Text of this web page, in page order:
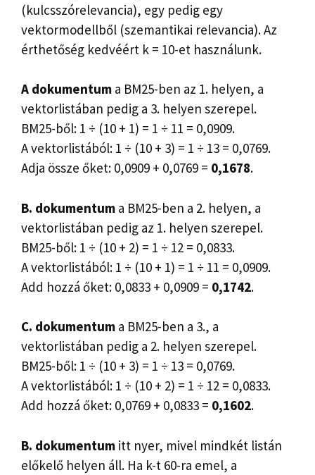
(kulcsszórelevancia), egy pedig egy
vektormodellből (szemantikai relevancia). Az
érthetőség kedvéért k = 10-et használunk.
A dokumentum a BM25-ben az 1. helyen, a
vektorlistában pedig a 3. helyen szerepel.
BM25-ből: 1 ÷ (10 + 1) = 1 ÷ 11 = 0,0909.
A vektorlistából: 1 ÷ (10 + 3) = 1 ÷ 13 = 0,0769.
Adja össze őket: 0,0909 + 0,0769 = 0,1678.
B. dokumentum a BM25-ben a 2. helyen, a
vektorlistában pedig az 1. helyen szerepel.
BM25-ből: 1 ÷ (10 + 2) = 1 ÷ 12 = 0,0833.
A vektorlistából: 1 ÷ (10 + 1) = 1 ÷ 11 = 0,0909.
Add hozzá őket: 0,0833 + 0,0909 = 0,1742.
C. dokumentum a BM25-ben a 3., a
vektorlistában pedig a 2. helyen szerepel.
BM25-ből: 1 ÷ (10 + 3) = 1 ÷ 13 = 0,0769.
A vektorlistából: 1 ÷ (10 + 2) = 1 ÷ 12 = 0,0833.
Add hozzá őket: 0,0769 + 0,0833 = 0,1602.
B. dokumentum itt nyer, mivel mindkét listán
előkelő helyen áll. Ha k-t 60-ra emel, a